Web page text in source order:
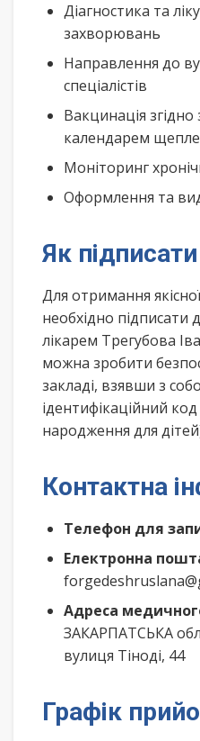
Діагностика та
захворювань
Направлення до
спеціалістів
Вакцинація
календарем
Моніторинг
Оформлення та
Як
Для отримання
необхідно підписати
лікарем Трегубова
можна зробити
закладі, взявши з
ідентифікаційний
народження для
Контактна
Телефон для
Електронна
Адреса
ЗАКАРПАТСЬКА
вулиця Тіноді, 44
Графік